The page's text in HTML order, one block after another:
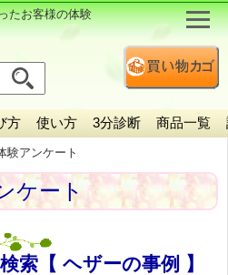
たお客様の体験
方 使い方 3分診断 商品一覧
験アンケート
ケート
索【 ヘザーの事例 】